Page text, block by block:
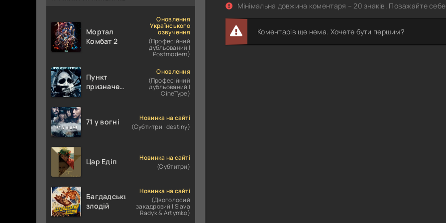
Мінімальна довжина коментаря – 20 знаків. Поважайте себе
Коментарів ще нема. Хочете бути першим?
Мортал
Комбат 2
Оновлення
Українського
озвучення
(Професійний
дубльований |
Postmodern)
Пункт
призначення
Оновлення
(Професійний
дубльований |
CineType)
71 у вогні
Новинка на сайті
(Субтитри | destiny)
Цар Едіп
Новинка на сайті
(Субтитри)
Багдадський
злодій
Новинка на сайті
(Двоголосий
закадровий | Slava
Radyk & Artymko)